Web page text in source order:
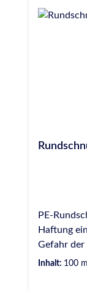
PE-
Haftung
Gefahr der
Inhalt: 100 m